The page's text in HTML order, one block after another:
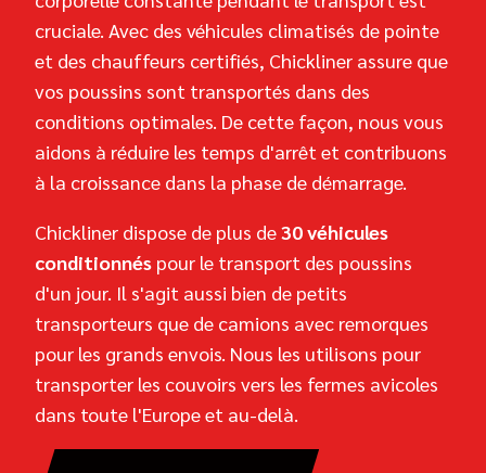
cruciale. Avec des véhicules climatisés de pointe
et des chauffeurs certifiés, Chickliner assure que
vos poussins sont transportés dans des
conditions optimales. De cette façon, nous vous
aidons à réduire les temps d'arrêt et contribuons
à la croissance dans la phase de démarrage.
Chickliner dispose de plus de30 véhicules
conditionnés pour le transport des poussins
d'un jour. Il s'agit aussi bien de petits
transporteurs que de camions avec remorques
pour les grands envois. Nous les utilisons pour
transporter les couvoirs vers les fermes avicoles
dans toute l'Europe et au-delà.